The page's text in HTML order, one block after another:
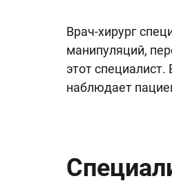
Врач-хирург
манипуляций,
этот
наблюдает